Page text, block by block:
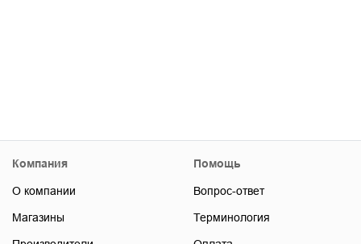
Компания
О компании
Магазины
Помощь
Вопрос-ответ
Терминология